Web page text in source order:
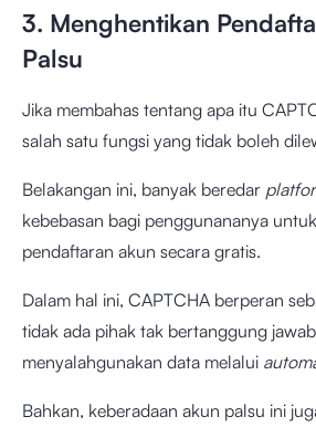
3. Menghentikan
Palsu
Jika membahas tentang apa itu
salah satu fungsi yang tidak boleh
Belakangan ini, banyak beredar
kebebasan bagi penggunananya
pendaftaran akun secara gratis.
Dalam hal ini, CAPTCHA berperan
tidak ada pihak tak bertanggung
menyalahgunakan data melalui
Bahkan, keberadaan akun palsu ini